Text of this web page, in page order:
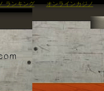
ランキング オンラインカジノ